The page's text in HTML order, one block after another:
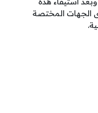
الجهات المختصة